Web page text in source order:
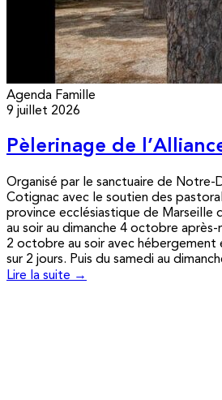
Agenda Famille
9 juillet 2026
Pèlerinage de
Organisé par le sanctuaire de Notre-
Cotignac avec le soutien des
province ecclésiastique de Marseille
au soir au dimanche 4 octobre
2 octobre au soir avec hébergement
sur 2 jours. Puis du samedi au
Lire la suite →